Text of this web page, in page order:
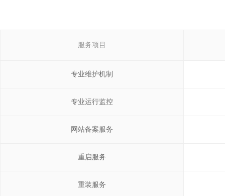
服务项目
专业维护机制
专业运行监控
网站备案服务
重启服务
重装服务